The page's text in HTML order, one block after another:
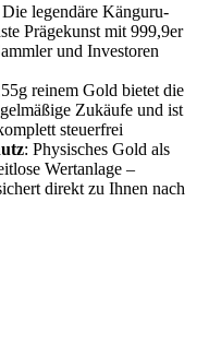
Die legendäre Känguru-
Prägekunst mit 999,9er
und Investoren
reinem Gold bietet die
Zukäufe und ist
steuerfrei
: Physisches Gold als
Wertanlage –
direkt zu Ihnen nach